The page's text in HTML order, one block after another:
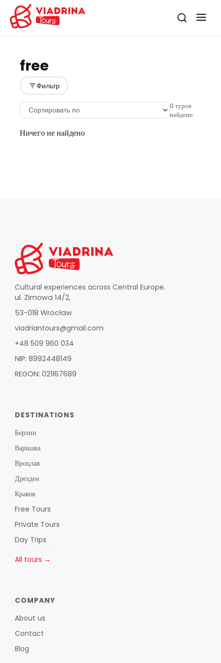
free
Фильтр
0 туров
найдено
Ничего не найдено
Cultural experiences across Central Europe.
ul. Zimowa 14/2,
53-018 Wrocław
viadriantours@gmail.com
+48 509 960 034
NIP: 8992448149
REGON: 021167689
DESTINATIONS
Берлин
Варшава
Вроцлав
Дрезден
Краков
Free Tours
Private Tours
Day Trips
All tours →
COMPANY
About us
Contact
Blog